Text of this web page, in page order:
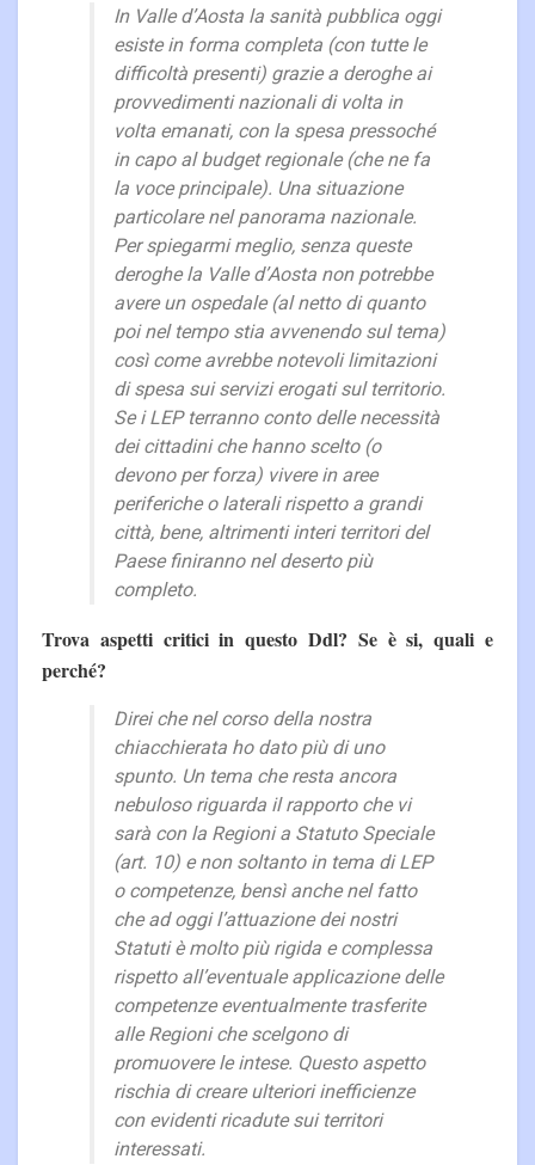
In Valle d’Aosta la sanità pubblica oggi
esiste in forma completa (con tutte le
difficoltà presenti) grazie a deroghe ai
provvedimenti nazionali di volta in
volta emanati, con la spesa pressoché
in capo al budget regionale (che ne fa
la voce principale). Una situazione
particolare nel panorama nazionale.
Per spiegarmi meglio, senza queste
deroghe la Valle d’Aosta non potrebbe
avere un ospedale (al netto di quanto
poi nel tempo stia avvenendo sul tema)
così come avrebbe notevoli limitazioni
di spesa sui servizi erogati sul territorio.
Se i LEP terranno conto delle necessità
dei cittadini che hanno scelto (o
devono per forza) vivere in aree
periferiche o laterali rispetto a grandi
città, bene, altrimenti interi territori del
Paese finiranno nel deserto più
completo.
Trova aspetti critici in questo Ddl? Se è si, quali e
perché?
Direi che nel corso della nostra
chiacchierata ho dato più di uno
spunto. Un tema che resta ancora
nebuloso riguarda il rapporto che vi
sarà con la Regioni a Statuto Speciale
(art. 10) e non soltanto in tema di LEP
o competenze, bensì anche nel fatto
che ad oggi l’attuazione dei nostri
Statuti è molto più rigida e complessa
rispetto all’eventuale applicazione delle
competenze eventualmente trasferite
alle Regioni che scelgono di
promuovere le intese. Questo aspetto
rischia di creare ulteriori inefficienze
con evidenti ricadute sui territori
interessati.